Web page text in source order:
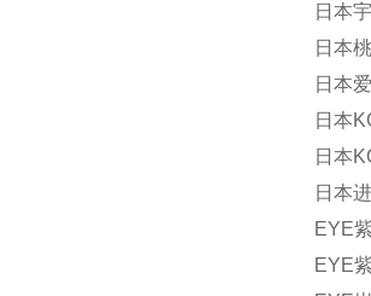
日本
日本
日本
日本
日本
日本
EYE
EYE